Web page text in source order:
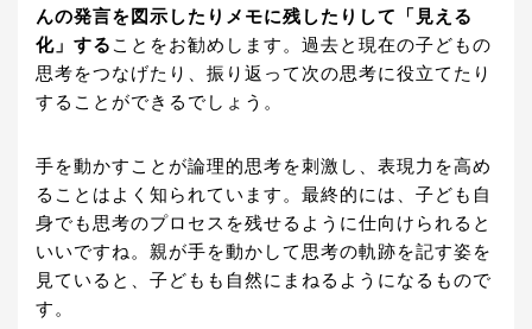
んの発言を図示したりメモに残したりして「見える
化」する ことをお勧めします。過去と現在の子どもの
思考をつなげたり、振り返って次の思考に役立てたり
することができるでしょう。
手を動かすことが論理的思考を刺激し、表現力を高め
ることはよく知られています。最終的には、子ども自
身でも思考のプロセスを残せるように仕向けられると
いいですね。親が手を動かして思考の軌跡を記す姿を
見ていると、子どもも自然にまねるようになるもので
す。